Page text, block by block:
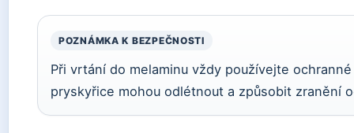
POZNÁMKA K BEZPEČNOSTI
Při vrtání do melaminu vždy používejte
pryskyřice mohou odlétnout a způsobit zranění